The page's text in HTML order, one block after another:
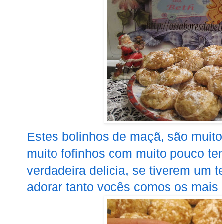
Estes bolinhos de maçã, são
muito fofinhos com muito pouco
verdadeira delicia, se tiverem um
adorar tanto vocês comos os